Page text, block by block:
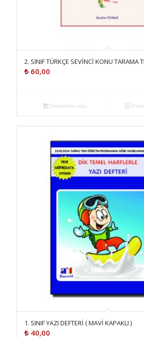
2. SINIF TÜRKÇE SEVİNCİ KONU TARAMA
₺60,00
Devamını oku
1. SINIF YAZI DEFTERİ ( MAVİ KAPAKLI )
₺40,00